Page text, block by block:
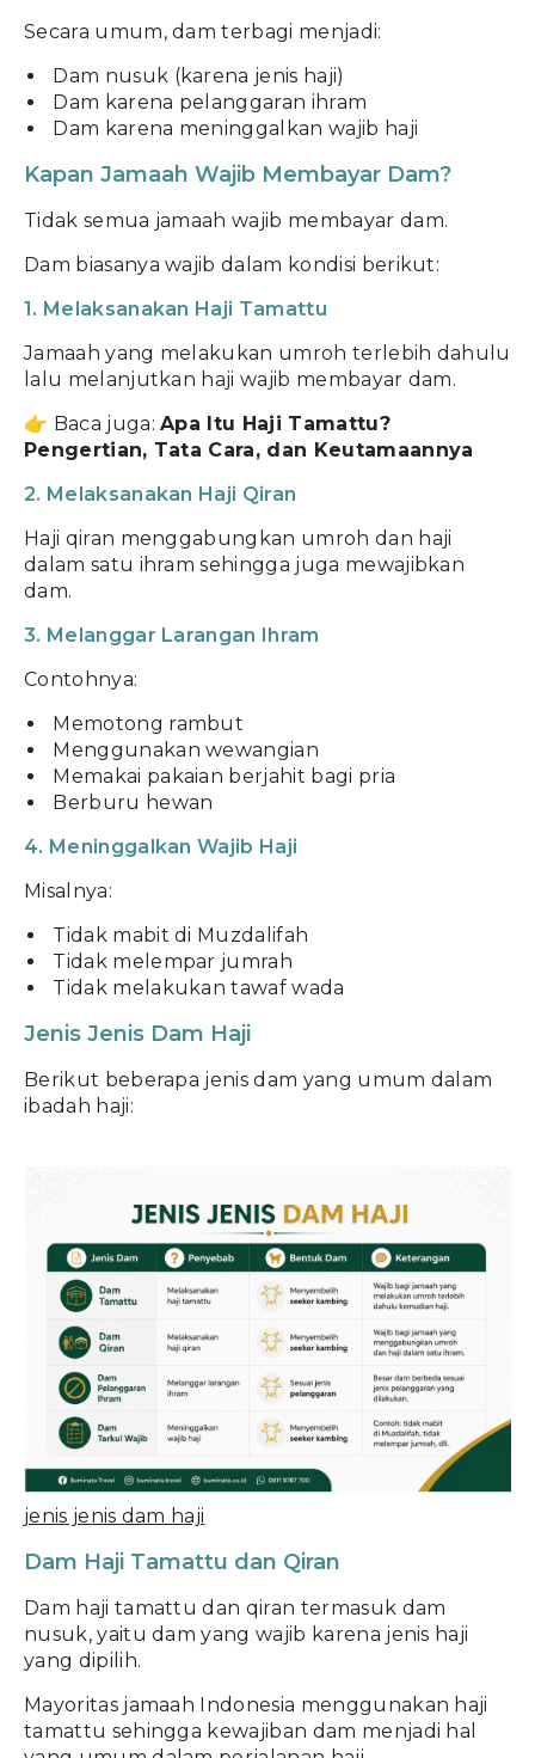
Secara umum, dam terbagi menjadi:
Dam nusuk (karena jenis haji)
Dam karena pelanggaran ihram
Dam karena meninggalkan wajib haji
Kapan Jamaah Wajib Membayar Dam?
Tidak semua jamaah wajib membayar dam.
Dam biasanya wajib dalam kondisi berikut:
1. Melaksanakan Haji Tamattu
Jamaah yang melakukan umroh terlebih dahulu
lalu melanjutkan haji wajib membayar dam.
👉 Baca juga:Apa Itu Haji Tamattu?
Pengertian, Tata Cara, dan Keutamaannya
2. Melaksanakan Haji Qiran
Haji qiran menggabungkan umroh dan haji
dalam satu ihram sehingga juga mewajibkan
dam.
3. Melanggar Larangan Ihram
Contohnya:
Memotong rambut
Menggunakan wewangian
Memakai pakaian berjahit bagi pria
Berburu hewan
4. Meninggalkan Wajib Haji
Misalnya:
Tidak mabit di Muzdalifah
Tidak melempar jumrah
Tidak melakukan tawaf wada
Jenis Jenis Dam Haji
Berikut beberapa jenis dam yang umum dalam
ibadah haji:
jenis jenis dam haji
Dam Haji Tamattu dan Qiran
Dam haji tamattu dan qiran termasuk dam
nusuk, yaitu dam yang wajib karena jenis haji
yang dipilih.
Mayoritas jamaah Indonesia menggunakan haji
tamattu sehingga kewajiban dam menjadi hal